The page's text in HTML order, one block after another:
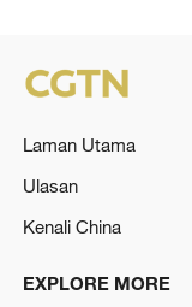
Laman Utama
Ulasan
Kenali China
EXPLORE MORE